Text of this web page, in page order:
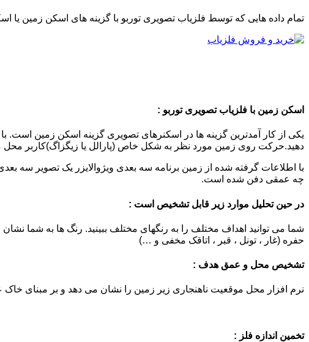
تمام داده هایی که توسط فلزیاب تصویری توربو با گزینه های اسکن زمین یا
اسکن زمین با فلزیاب تصویری توربو :
یکی از کار آمدترین گزینه ها در اسکنرهای تصویری گزینه اسکن زمین
دهید.حرکت روی زمین مورد نظر به شکل خاص (پارالل یا زیگزاگ)کاربر
با اطلاعات گرفته شده از زمین برنامه سه بعدی ویژوالایزر یک تصویر
چه عمقی دفن شده است.
در حین تحلیل موارد زیر قابل تشخیص است :
شما می توانید اهداف مختلف را به رنگهای مختلف ببینید. رنگ ها به شما
حفره (غار ، تونل ، قبر ، اتاقک مخفی و …)
تشخیص محل و عمق هدف :
نرم افزار محل موقعیت ناهنجاری زیر زمین را نشان می دهد و بر مبنای خاک
تخمین اندازه فلز :